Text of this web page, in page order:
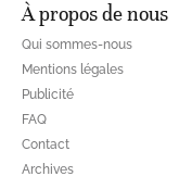
À propos de nous
Qui sommes-nous
Mentions légales
Publicité
FAQ
Contact
Archives